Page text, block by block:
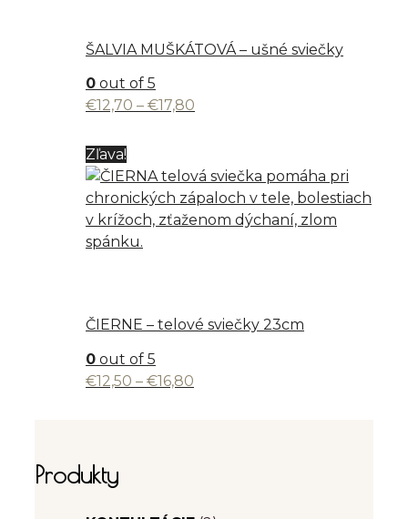
ŠALVIA MUŠKÁTOVÁ – ušné sviečky
0 out of 5
€12,70 – €17,80
through
€17,80
Zľava!
ČIERNE – telové sviečky 23cm
0 out of 5
€12,50 – €16,80
Produkty